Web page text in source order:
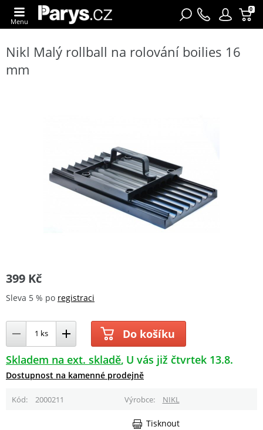
0
Menu
Nikl Malý rollball na rolování boilies 16
mm
399 Kč
Sleva 5 % po registraci
Do košíku
Skladem na ext. skladě U vás již čtvrtek 13.8.
Dostupnost na kamenné prodejně
Kód 2000211 Výrobce NIKL
Tisknout